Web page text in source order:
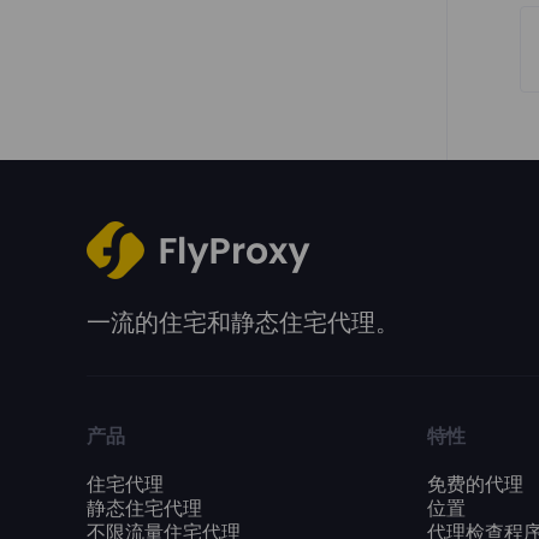
一流的住宅和静态住宅代理。
产品
住宅代理
静态住宅代理
不限流量住宅代理
特性
免费的代理
位置
代理检查程